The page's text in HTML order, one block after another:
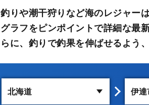
釣りや潮干狩りなど海のレジャー
グラフをピンポイントで詳細な最
らに、釣りで釣果を伸ばせるよう